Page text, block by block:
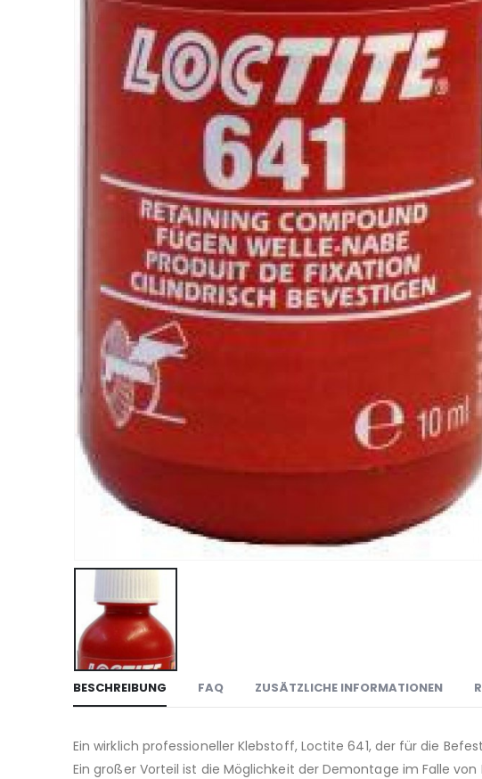
BESCHREIBUNG FAQ ZUSÄTZLICHE INFORMATIONEN
Ein wirklich professioneller Klebstoff, Loctite 641, der für die
Ein großer Vorteil ist die Möglichkeit der Demontage im Falle von